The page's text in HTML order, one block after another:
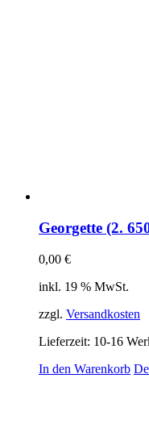
Georgette (2.
0,00 €
inkl. 19 % MwSt.
zzgl. Versandkosten
Lieferzeit: 10-16
In den Warenkorb